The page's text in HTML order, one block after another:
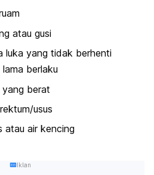
atau gusi
luka yang tidak berhenti
berlaku
yang berat
usus
atau air kencing
Iklan